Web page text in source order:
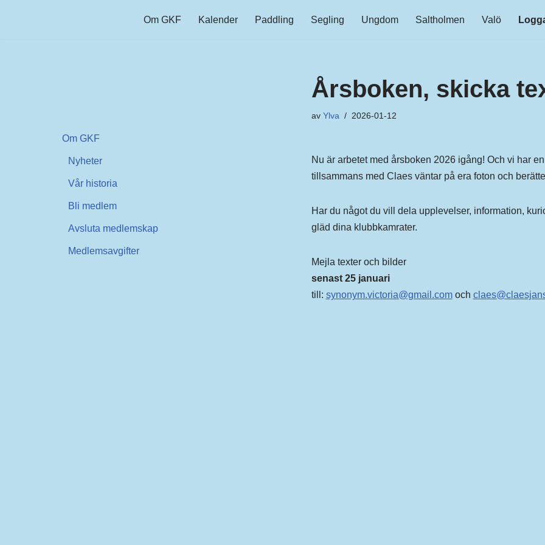
Om GKF Kalender Paddling Segling Ungdom Saltholmen Valö
Om GKF
Nyheter
Vår historia
Bli medlem
Avsluta medlemskap
Medlemsavgifter
Årsboken, skicka
av Ylva 2026-01-12
Nu är arbetet med årsboken 2026 igång! Och vi har
tillsammans med Claes väntar på era foton och
Har du något du vill dela upplevelser, information,
gläd dina klubbkamrater.
Mejla texter och bilder
senast 25 januari
till: synonym.victoria@gmail.comoch